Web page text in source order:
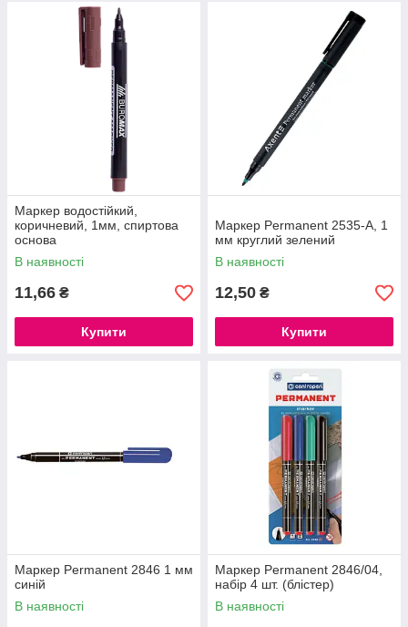
Маркер водостійкий,
коричневий, 1мм, спиртова
основа
В наявності
11,66 ₴
Купити
Маркер Permanent 2535-A, 1
мм круглий зелений
В наявності
12,50 ₴
Купити
Маркер Permanent 2846 1 мм
синій
В наявності
Маркер Permanent 2846/04,
набір 4 шт. (блістер)
В наявності